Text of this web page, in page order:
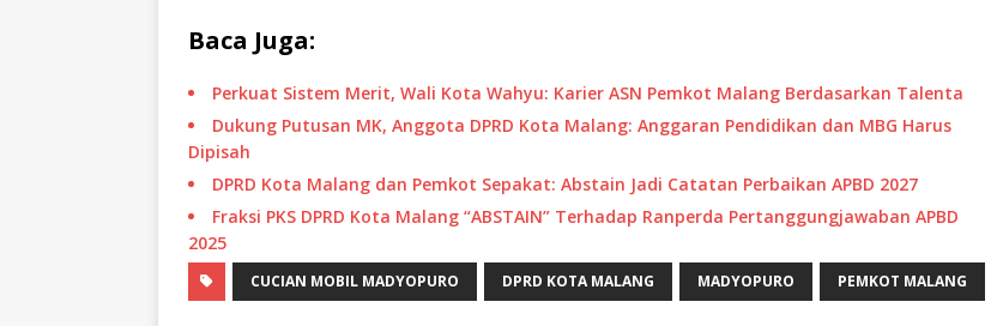
Baca Juga:
Perkuat Sistem Merit, Wali Kota Wahyu: Karier ASN Pemkot Malang Berdasarkan Talenta
Dukung Putusan MK, Anggota DPRD Kota Malang: Anggaran Pendidikan dan MBG Harus
Dipisah
DPRD Kota Malang dan Pemkot Sepakat: Abstain Jadi Catatan Perbaikan APBD 2027
Fraksi PKS DPRD Kota Malang “ABSTAIN” Terhadap Ranperda Pertanggungjawaban APBD
2025
CUCIAN MOBIL MADYOPURO DPRD KOTA MALANG MADYOPURO PEMKOT MALANG